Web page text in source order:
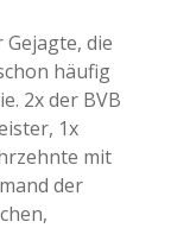
die
häufig
2x der BVB
1x
mit
der